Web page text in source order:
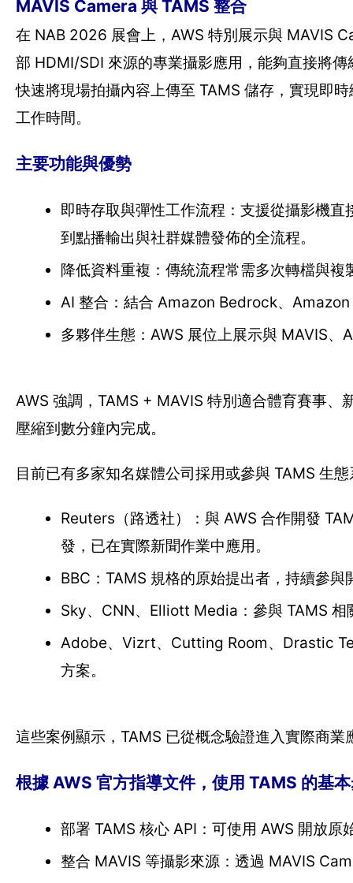
MAVIS Camera 與 TAMS 整合
在 NAB 2026 展會上，AWS 特別展示與 MAVIS
部 HDMI/SDI 來源的專業攝影應用，能夠直接將
快速將現場拍攝內容上傳至 TAMS 儲存，實現即
工作時間。
主要功能與優勢
即時存取與彈性工作流程：支援從攝影機
到點播輸出與社群媒體發佈的全流程。
降低資料重複：傳統流程常需多次轉檔與
AI 整合：結合 Amazon Bedrock、
多夥伴生態：AWS 展位上展示與 MAVIS
AWS 強調，TAMS + MAVIS 特別適合體育賽事
壓縮到數分鐘內完成。
目前已有多家知名媒體公司採用或參與 TAMS 生態
Reuters（路透社）：與 AWS 合作開發
發，已在實際新聞作業中應用。
BBC：TAMS 規格的原始提出者，持續參與
Sky、CNN、Elliott Media：參與 TAMS 相
Adobe、Vizrt、Cutting Room、Drastic
方案。
這些案例顯示，TAMS 已從概念驗證進入實際商業
根據 AWS 官方指導文件，使用 TAMS 的基
部署 TAMS 核心 API：可使用 AWS 開放原
整合 MAVIS 等攝影來源：透過 MAVIS